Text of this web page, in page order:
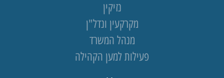
נזיקין
מקרקעין ונדל"ן
מנהל המשרד
פעילות למען הקהילה